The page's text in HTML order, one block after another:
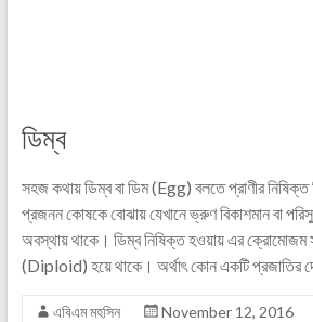
ডিম্ব
সহজ কথায় ডিম্ব বা ডিম (Egg) বলতে প্রাণীর নিষিক্ত
প্রজনন কোষকে বোঝায় যেখানে ভ্রুণ বিকাশমান বা
অবস্থায় থাকে। ডিম্ব নিষিক্ত হওয়ায় এর ক্রোমোজম
(Diploid) হয়ে থাকে। অর্থাৎ কোন একটি প্রজাতির
এবিএম মহসিন November 12, 2016